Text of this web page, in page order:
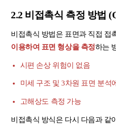
2.2 비접촉식 측정 방법
비접촉식 방법은 표면과 직접 접
이용하여 표면 형상을 측정하는
시편 손상 위험이 없음
미세 구조 및 3차원 표면 분석
고해상도 측정 가능
비접촉식 방식은 다시 다음과 같